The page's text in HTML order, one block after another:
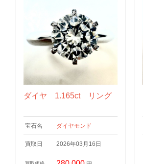
ダイヤ 1.165ct リング
宝石名 ダイヤモンド
買取日 2026年03月16日